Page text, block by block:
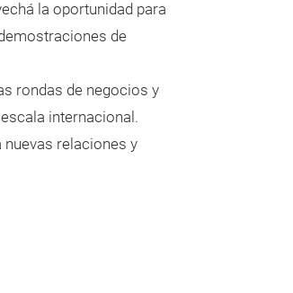
la oportunidad para
de
rondas de negocios y
internacional.
nuevas relaciones y